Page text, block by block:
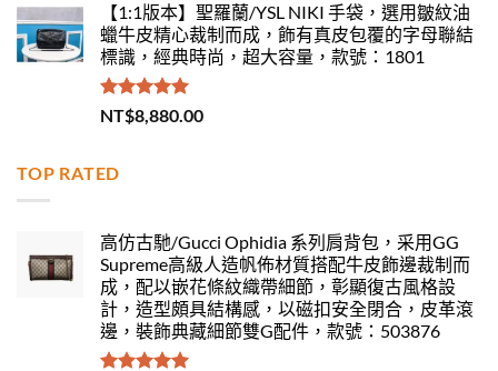
【1:1版本】聖羅蘭/YSL NIKI 手袋，選用皺紋油
蠟牛皮精心裁制而成，飾有真皮包覆的字母聯結
標識，經典時尚，超大容量，款號：1801
評分 5.00
滿分 5
NT$8,880.00
TOP RATED
高仿古馳/Gucci Ophidia 系列肩背包，采用GG
Supreme高級人造帆佈材質搭配牛皮飾邊裁制而
成，配以嵌花條紋織帶細節，彰顯復古風格設
計，造型頗具結構感，以磁扣安全閉合，皮革滾
邊，裝飾典藏細節雙G配件，款號：503876